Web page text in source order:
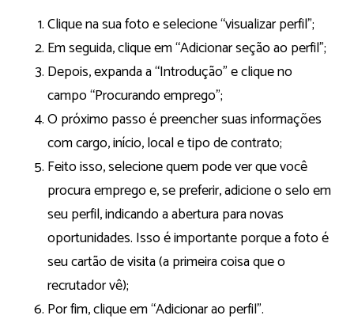
Clique na sua foto e selecione “visualizar perfil”;
Em seguida, clique em “Adicionar seção ao perfil”;
Depois, expanda a “Introdução” e clique no
campo “Procurando emprego”;
O próximo passo é preencher suas informações
com cargo, início, local e tipo de contrato;
Feito isso, selecione quem pode ver que você
procura emprego e, se preferir,adicione o selo em
seu perfil, indicando a abertura para novas
oportunidades. Isso é importante porque a foto é
seu cartão de visita (a primeira coisa que o
recrutador vê);
Por fim, clique em “Adicionar ao perfil”.